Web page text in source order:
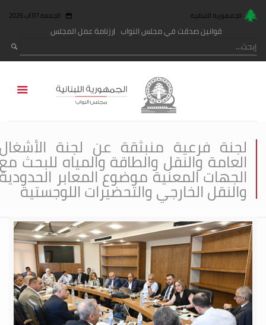
الجمهورية اللبنانية الجمعة 07 آب 2026
قوانين صدقت في مجلس النواب رزنامة عمل المجلس
لجنة فرعية منبثقة عن لجنة
العامة والنقل والطاقة والمياه للبحث
الجهات المعنية موضوع المعابر
والنقل الخارجي والتحضيرات اللوجستية